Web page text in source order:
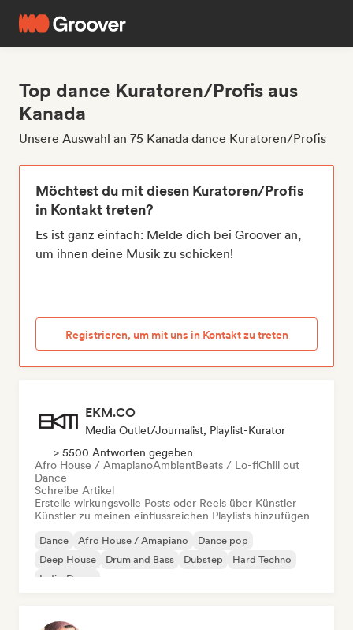
Top dance Kuratoren/Profis aus
Kanada
Unsere Auswahl an 75 Kanada dance Kuratoren/Profis
Möchtest du mit diesen Kuratoren/Profis
in Kontakt treten?
Es ist ganz einfach: Melde dich bei Groover an,
um ihnen deine Musik zu schicken!
Registrieren, um mit uns in Kontakt zu treten
EKM.CO
Media Outlet/Journalist, Playlist-Kurator
> 5500 Antworten gegeben
Afro House / AmapianoAmbientBeats / Lo-fiChill out
Dance
Schreibe Artikel
Erstelle wirkungsvolle Posts oder Reels über Künstler
Künstler zu meinen einflussreichen Playlists hinzufügen
Dance Afro House / Amapiano
Dance pop
Deep House
Drum and Bass Dubstep
Hard Techno
Indie-Dance